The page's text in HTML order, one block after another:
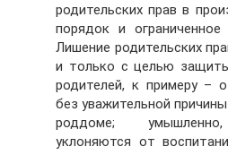
родительских прав в
порядок и ограниченное
Лишение родительских
и только с целью
родителей, к примеру –
без уважительной
роддоме; умышленно,
уклоняются от